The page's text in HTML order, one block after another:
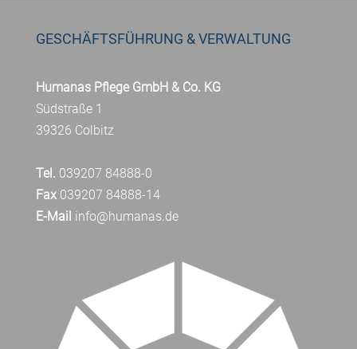
GESCHÄFTSFÜHRUNG & VERWALTUNG
Humanas Pflege GmbH & Co. KG
Südstraße 1
39326 Colbitz
Tel. 039207 84888-0
Fax039207 84888-14
E-Mail info@humanas.de